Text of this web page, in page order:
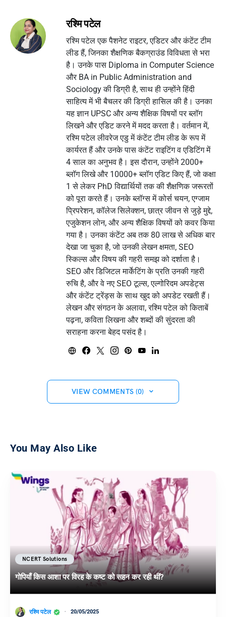
रश्मि पटेल
रश्मि पटेल एक पैशनेट राइटर, एडिटर और कंटेंट टीम
लीड हैं, जिनका शैक्षणिक बैकग्राउंड विविधता से भरा
है। उनके पास Diploma in Computer Science
और BA in Public Administration and
Sociology की डिग्री है, साथ ही उन्होंने हिंदी
साहित्य में भी बैचलर की डिग्री हासिल की है। उनका
यह ज्ञान UPSC और अन्य शैक्षिक विषयों पर ब्लॉग
लिखने और एडिट करने में मदद करता है। वर्तमान में,
रश्मि पटेल लीवरेज एडु में कंटेंट टीम लीड के रूप में
कार्यरत हैं और उनके पास कंटेंट राइटिंग व एडिटिंग में
4 साल का अनुभव है। इस दौरान, उन्होंने 2000+
ब्लॉग लिखे और 10000+ ब्लॉग एडिट किए हैं, जो कक्षा
1 से लेकर PhD विद्यार्थियों तक की शैक्षणिक जरूरतों
को पूरा करते हैं। उनके ब्लॉग्स में कोर्स चयन, एग्जाम
प्रिपरेशन, कॉलेज सिलेक्शन, छात्र जीवन से जुड़े मुद्दे,
एजुकेशन लोन, और अन्य शैक्षिक विषयों को कवर किया
गया है। उनका कंटेंट अब तक 80 लाख से अधिक बार
देखा जा चुका है, जो उनकी लेखन क्षमता, SEO
स्किल्स और विषय की गहरी समझ को दर्शाता है।
SEO और डिजिटल मार्केटिंग के प्रति उनकी गहरी
रुचि है, और वे नए SEO टूल्स, एल्गोरिदम अपडेट्स
और कंटेंट ट्रेंड्स के साथ खुद को अपडेट रखती हैं।
लेखन और संगठन के अलावा, रश्मि पटेल को किताबें
पढ़ना, कविता लिखना और शब्दों की सुंदरता की
सराहना करना बेहद पसंद है।
VIEW COMMENTS (0)
You May Also Like
NCERT Solutions
गोपियाँ किस आशा पर विरह के कष्ट को सहन कर रही थीं?
रश्मि पटेल 20/05/2025